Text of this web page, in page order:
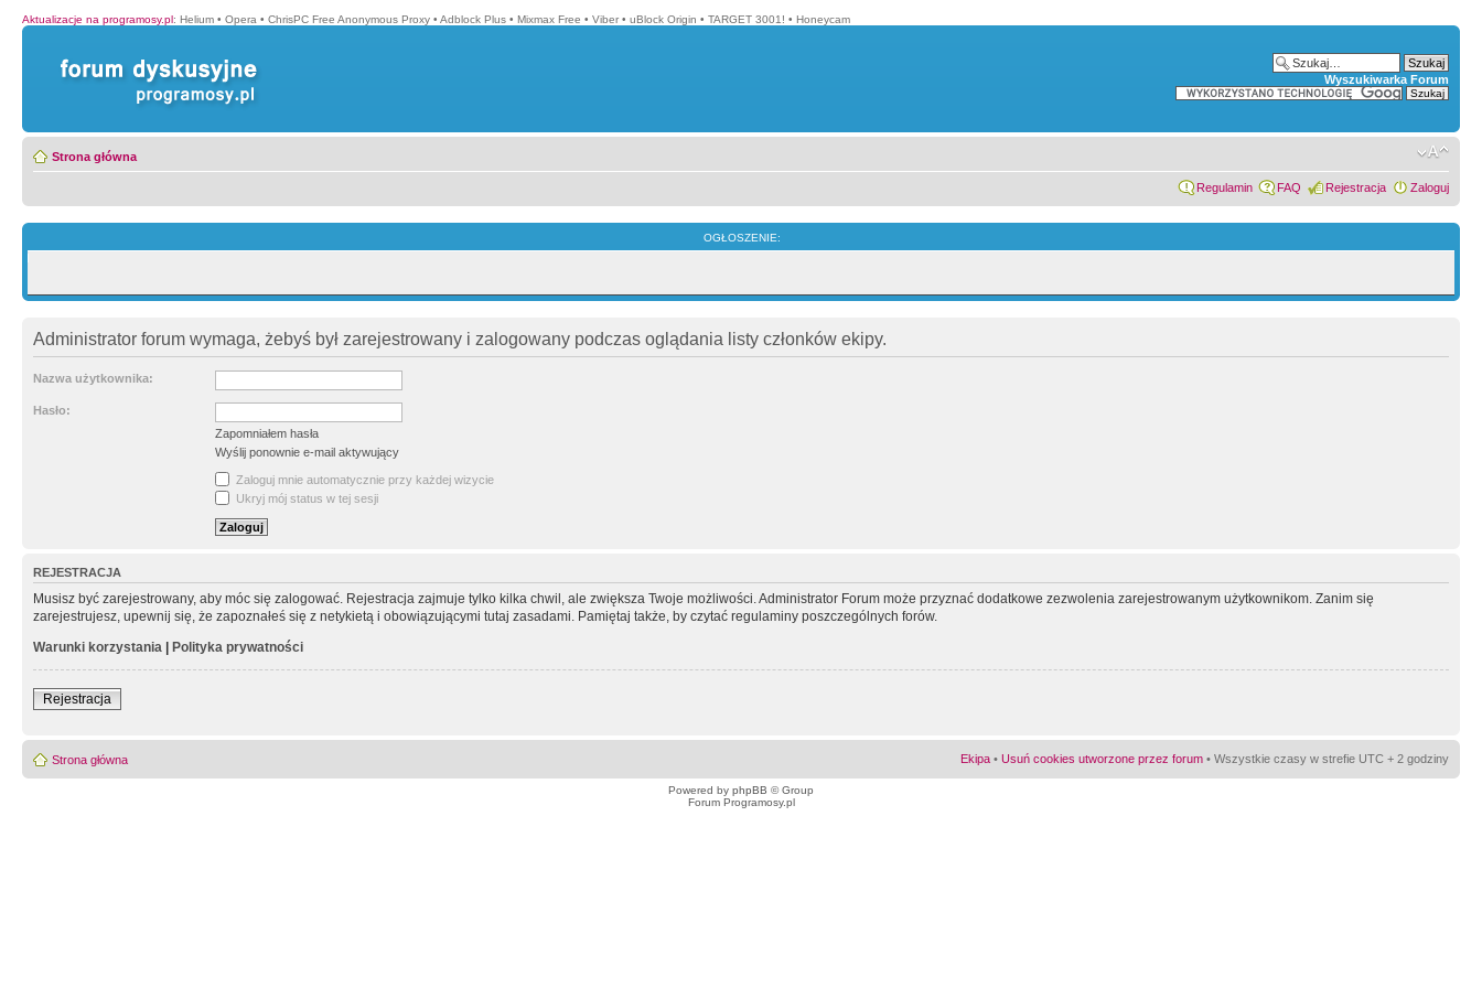
Aktualizacje na programosy.pl: Helium • Opera • ChrisPC Free Anonymous Proxy • Adblock Plus • Mixmax Free • Viber • uBlock Origin • TARGET 3001! • Honeycam
Wyszukiwarka Forum
Strona główna
Regulamin FAQ Rejestracja Zaloguj
OGŁOSZENIE:
Administrator forum wymaga, żebyś był zarejestrowany i zalogowany podczas oglądania listy członków ekipy.
Nazwa użytkownika:
Hasło:
Zapomniałem hasła
Wyślij ponownie e-mail aktywujący
Zaloguj mnie automatycznie przy każdej wizycie
Ukryj mój status w tej sesji
REJESTRACJA
Musisz być zarejestrowany, aby móc się zalogować. Rejestracja zajmuje tylko kilka chwil, ale zwiększa Twoje możliwości. Administrator Forum może przyznać dodatkowe zezwolenia zarejestrowanym użytkownikom. Zanim się
zarejestrujesz, upewnij się, że zapoznałeś się z netykietą i obowiązującymi tutaj zasadami. Pamiętaj także, by czytać regulaminy poszczególnych forów.
Warunki korzystania | Polityka prywatności
Rejestracja
Strona główna Ekipa • Usuń cookies utworzone przez forum • Wszystkie czasy w strefie UTC + 2 godziny
Powered by phpBB © Group
Forum Programosy.pl